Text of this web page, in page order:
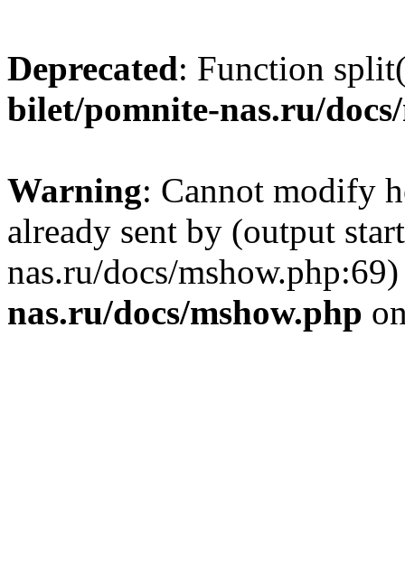
Deprecated: Function
bilet/pomnite-nas.ru/
Warning: Cannot modify
already sent by (output
nas.ru/docs/
nas.ru/docs/mshow.php